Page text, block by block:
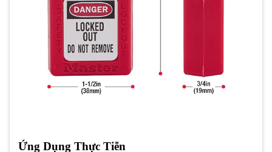
Ứng Dụng Thực Tiễn